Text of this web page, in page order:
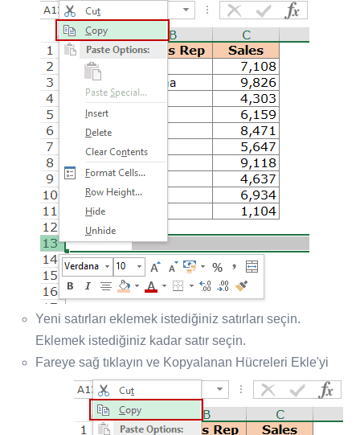
Yeni satırları eklemek istediğiniz satırları seçin.
Eklemek istediğiniz kadar satır seçin.
Fareye sağ tıklayın ve Kopyalanan Hücreleri Ekle'yi